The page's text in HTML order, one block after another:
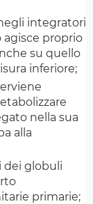
integratori
proprio
su quello
inferiore;
nella sua
alla
dei globuli
primarie;